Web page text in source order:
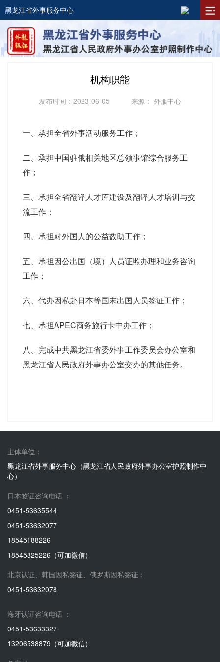
黑龙江省外事服务中心
机构职能
发布时间：2023-06-05 来源： 外服中心
一、承担全省外事活动服务工作；
二、承担中国驻俄相关地区总领事馆综合服务工
作；
三、承担全省翻译人才库建设及翻译人才培训与交
流工作；
四、承担对外国人的公益数助工作；
五、承担因公出国（境）人员证照办理和业务咨询
工作；
六、代办因私赴日本等国末出国人员签证工作；
七、承担APEC商务旅行卡中办工作；
八、完成中共黑龙江省委外事工作委员会办公室和
黑龙江省人民政府外事办公室交办的其他任务。
主体单位：
黑龙江省外事服务中心（黑龙江省人民政府外事办公室护照制作中
心）
日本签证咨询电话 ：
0451-53635544
0451-53632077
18545188226
18545825226（可加微信）
北京认证、韩国因私签证、俄罗斯因私签证：
0451-53632078
海牙认证咨询电话 ：
0451-53633327
13206538879（可加微信）